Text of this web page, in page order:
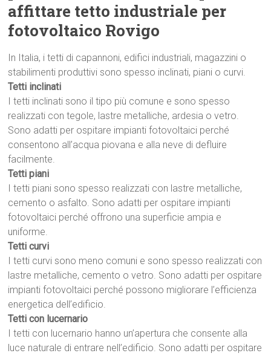
affittare tetto industriale per
fotovoltaico Rovigo
In Italia, i tetti di capannoni, edifici industriali, magazzini o
stabilimenti produttivi sono spesso inclinati, piani o curvi.
Tetti inclinati
I tetti inclinati sono il tipo più comune e sono spesso
realizzati con tegole, lastre metalliche, ardesia o vetro.
Sono adatti per ospitare impianti fotovoltaici perché
consentono all’acqua piovana e alla neve di defluire
facilmente.
Tetti piani
I tetti piani sono spesso realizzati con lastre metalliche,
cemento o asfalto. Sono adatti per ospitare impianti
fotovoltaici perché offrono una superficie ampia e
uniforme.
Tetti curvi
I tetti curvi sono meno comuni e sono spesso realizzati con
lastre metalliche, cemento o vetro. Sono adatti per ospitare
impianti fotovoltaici perché possono migliorare l’efficienza
energetica dell’edificio.
Tetti con lucernario
I tetti con lucernario hanno un’apertura che consente alla
luce naturale di entrare nell’edificio. Sono adatti per ospitare